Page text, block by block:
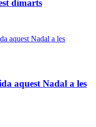
dimarts
aquest Nadal a les